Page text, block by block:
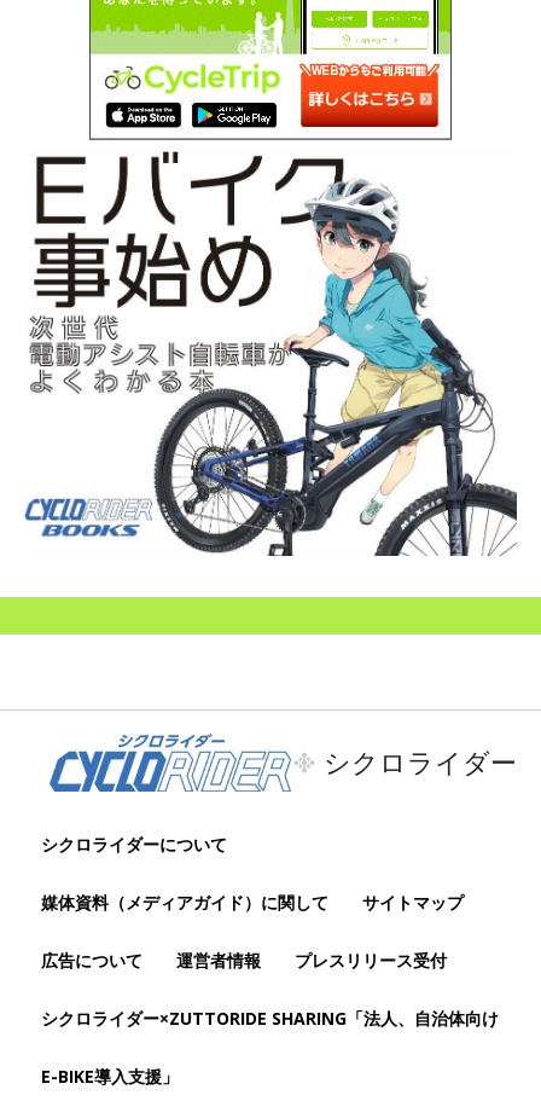
シクロライダー
シクロライダーについて
媒体資料（メディアガイド）に関して サイトマップ
広告について 運営者情報 プレスリリース受付
シクロライダー×ZUTTORIDE SHARING「法人、自治体向け
E-BIKE導入支援」